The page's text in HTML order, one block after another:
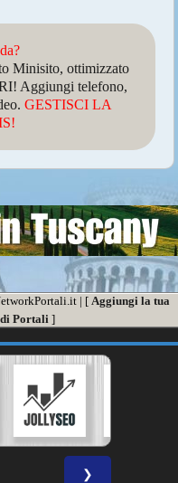
Minisito, ottimizzato
Aggiungi telefono,
GESTISCI LA
| [ Aggiungi la tua
Portali ]
❯